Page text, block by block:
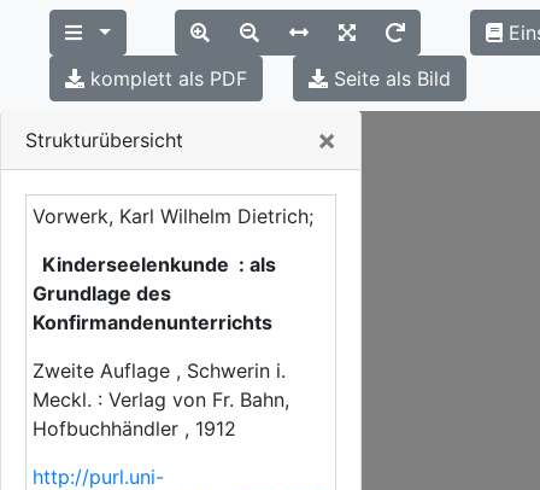
Strukturübersicht ×
Vorwerk, Karl Wilhelm Dietrich;
Kinderseelenkunde : als
Grundlage des
Konfirmandenunterrichts
Zweite Auflage , Schwerin i.
Meckl. : Verlag von Fr. Bahn,
Hofbuchhändler , 1912
http://purl.uni-
komplett als PDF
Seite als Bild